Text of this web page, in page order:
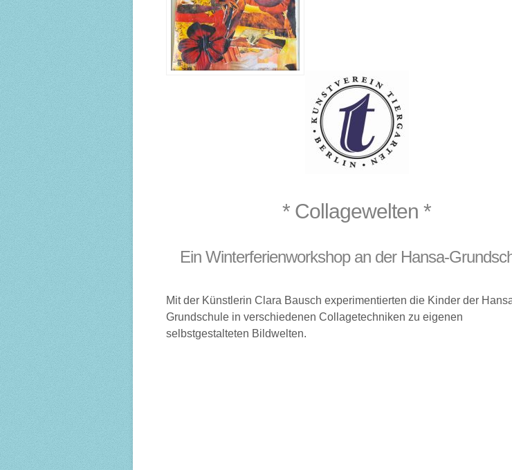
* Collagewelten *
Ein Winterferienworkshop an der Hansa-
Mit der Künstlerin Clara Bausch experimentierten die Kinder der
Grundschule in verschiedenen Collagetechniken zu eigenen
selbstgestalteten Bildwelten.